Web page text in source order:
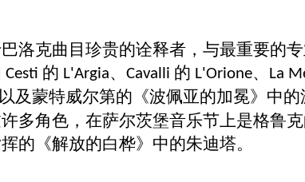
洛克曲目珍贵的诠释者，与最重要的
Cesti 的 L'Argia、 Cavalli 的 L'Orione、 La
以及蒙特威尔第的《波佩亚的加冕》中
多角色，在萨尔茨堡音乐节上是格鲁
的《解放的白桦》中的朱迪塔。